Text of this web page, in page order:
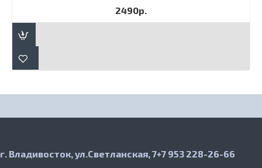
2490р.
г. Владивосток, ул.Светланская, 7+7 953 228-26-66